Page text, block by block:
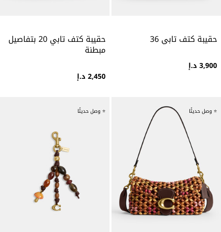
حقيبة كتف تابي 36
3,900 د.إ
حقيبة كتف تابي 20 بتفاصيل
مبطنة
2,450 د.إ
⭐ وصل حديثًا ⭐ وصل حديثًا